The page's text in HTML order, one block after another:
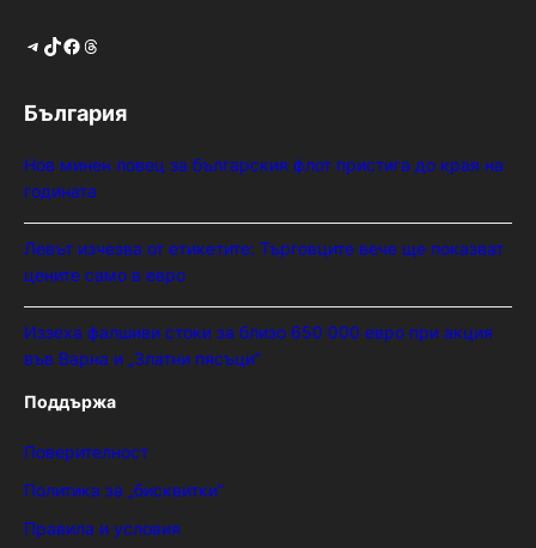
Telegram TikTok Facebook Threads
България
Нов минен ловец за българския флот пристига до края на
годината
Левът изчезва от етикетите: Търговците вече ще показват
цените само в евро
Иззеха фалшиви стоки за близо 650 000 евро при акция
във Варна и „Златни пясъци“
Поддържа
Поверителност
Политика за „бисквитки“
Правила и условия